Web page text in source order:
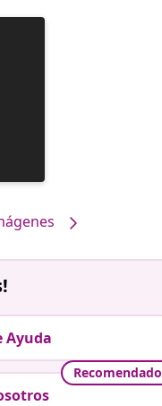
Ayuda
Recomendado